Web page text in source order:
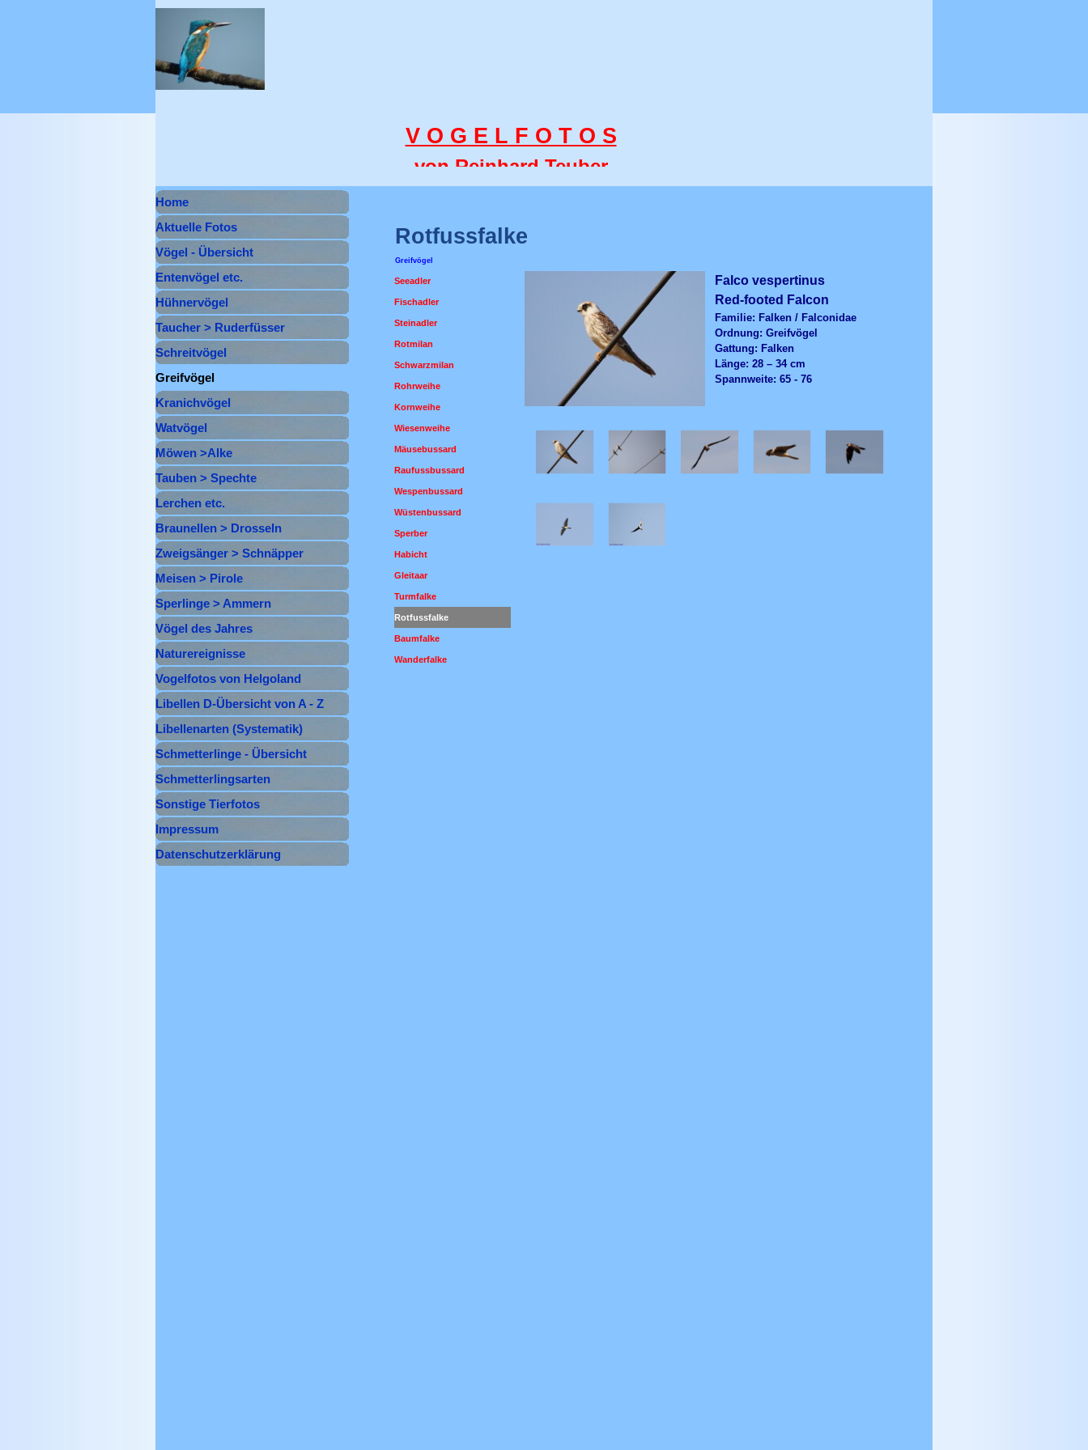
V O G E L F O T O S
von Reinhard Teuber
Home
Aktuelle Fotos
Vögel - Übersicht
Entenvögel etc.
Hühnervögel
Taucher > Ruderfüsser
Schreitvögel
Greifvögel
Kranichvögel
Watvögel
Möwen >Alke
Tauben > Spechte
Lerchen etc.
Braunellen > Drosseln
Zweigsänger > Schnäpper
Meisen > Pirole
Sperlinge > Ammern
Vögel des Jahres
Naturereignisse
Vogelfotos von Helgoland
Libellen D-Übersicht von A - Z
Libellenarten (Systematik)
Schmetterlinge - Übersicht
Schmetterlingsarten
Sonstige Tierfotos
Impressum
Datenschutzerklärung
Rotfussfalke
Greifvögel
Seeadler
Fischadler
Steinadler
Rotmilan
Schwarzmilan
Rohrweihe
Kornweihe
Wiesenweihe
Mäusebussard
Raufussbussard
Wespenbussard
Wüstenbussard
Sperber
Habicht
Gleitaar
Turmfalke
Rotfussfalke
Baumfalke
Wanderfalke
Falco vespertinus
Red-footed Falcon
Familie: Falken / Falconidae
Ordnung: Greifvögel
Gattung: Falken
Länge: 28 – 34 cm
Spannweite: 65 - 76